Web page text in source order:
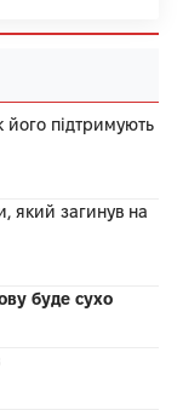
його підтримують
який загинув на
буде сухо